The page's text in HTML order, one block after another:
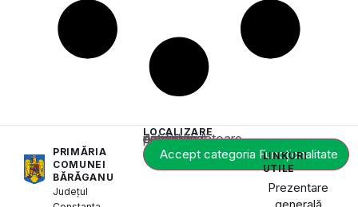
PRIMĂRIA
COMUNEI
BĂRĂGANU
Județul
LOCALIZARE
Acest conținut este blocat până când acceptați categoria corespunzătoare de cookie-uri.
Accept categoria Funcționalitate
LINKURI
UTILE
Prezentare